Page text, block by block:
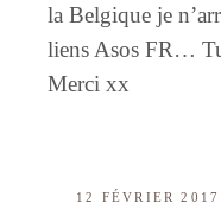
la Belgique je
liens Asos FR…
Merci xx
12 FÉVRIER 2017